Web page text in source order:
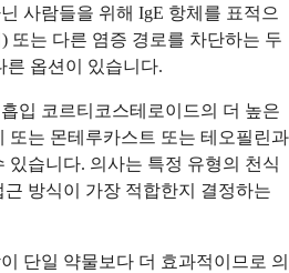
사람들을 위해 IgE 항체를 표적으
또는 다른 염증 경로를 차단하는 두
른 옵션이 있습니다.
입 코르티코스테로이드의 더 높은
또는 몬테루카스트 또는 테오필린과
있습니다. 의사는 특정 유형의 천식
방식이 가장 적합한지 결정하는
단일 약물보다 더 효과적이므로 의